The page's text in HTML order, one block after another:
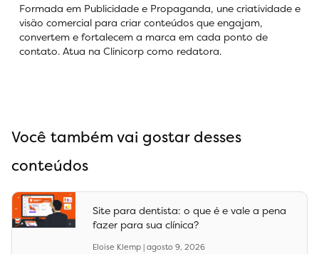
Formada em Publicidade e Propaganda, une criatividade e
visão comercial para criar conteúdos que engajam,
convertem e fortalecem a marca em cada ponto de
contato. Atua na Clinicorp como redatora.
Você também vai gostar desses
conteúdos
Site para dentista: o que é e vale a pena
fazer para sua clínica?
Eloise Klemp agosto 9, 2026